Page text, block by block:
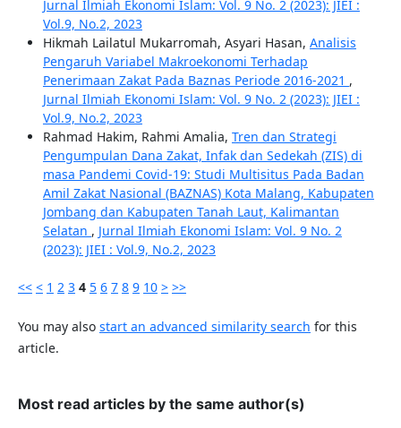
Jurnal Ilmiah Ekonomi Islam: Vol. 9 No. 2 (2023): JIEI :
Vol.9, No.2, 2023
Hikmah Lailatul Mukarromah, Asyari Hasan, Analisis
Pengaruh Variabel Makroekonomi Terhadap
Penerimaan Zakat Pada Baznas Periode 2016-2021 ,
Jurnal Ilmiah Ekonomi Islam: Vol. 9 No. 2 (2023): JIEI :
Vol.9, No.2, 2023
Rahmad Hakim, Rahmi Amalia, Tren dan Strategi
Pengumpulan Dana Zakat, Infak dan Sedekah (ZIS) di
masa Pandemi Covid-19: Studi Multisitus Pada Badan
Amil Zakat Nasional (BAZNAS) Kota Malang, Kabupaten
Jombang dan Kabupaten Tanah Laut, Kalimantan
Selatan , Jurnal Ilmiah Ekonomi Islam: Vol. 9 No. 2
(2023): JIEI : Vol.9, No.2, 2023
<< < 1 2 3 4 5 6 7 8 9 10 > >>
You may also start an advanced similarity search for this
article.
Most read articles by the same author(s)